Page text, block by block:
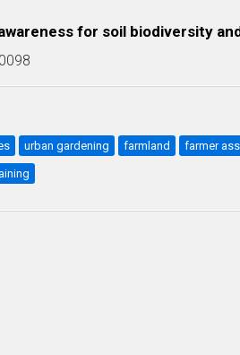
for soil biodiversity
urban gardening farmland farmer